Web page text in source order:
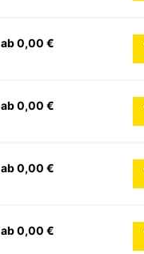
ab 0,00 €
ab 0,00 €
ab 0,00 €
ab 0,00 €